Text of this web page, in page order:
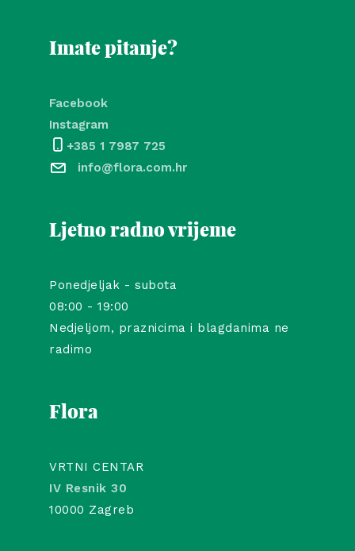
Imate pitanje?
Facebook
Instagram
+385 1 7987 725
info@flora.com.hr
Ljetno radno vrijeme
Ponedjeljak - subota
08:00 - 19:00
Nedjeljom, praznicima i blagdanima ne
radimo
Flora
VRTNI CENTAR
IV Resnik 30
10000 Zagreb